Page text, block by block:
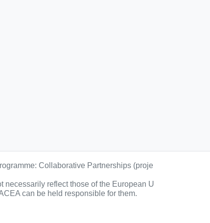
Collaborative Partnerships (proje
necessarily reflect those of the European U